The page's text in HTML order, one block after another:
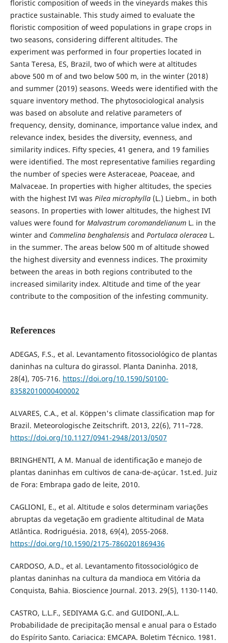
floristic composition of weeds in the vineyards makes this
practice sustainable. This study aimed to evaluate the
floristic composition of weed populations in grape crops in
two seasons, considering different altitudes. The
experiment was performed in four properties located in
Santa Teresa, ES, Brazil, two of which were at altitudes
above 500 m of and two below 500 m, in the winter (2018)
and summer (2019) seasons. Weeds were identified with the
square inventory method. The phytosociological analysis
was based on absolute and relative parameters of
frequency, density, dominance, importance value index, and
relevance index, besides the diversity, evenness, and
similarity indices. Fifty species, 41 genera, and 19 families
were identified. The most representative families regarding
the number of species were Asteraceae, Poaceae, and
Malvaceae. In properties with higher altitudes, the species
with the highest IVI was Pilea microphylla (L.) Liebm., in both
seasons. In properties with lower altitudes, the highest IVI
values were found for Malvastrum coromandelianum L. in the
winter and Commelina benghalensis and Portulaca oleracea L.
in the summer. The areas below 500 m of altitude showed
the highest diversity and evenness indices. The proximity
between the areas in both regions contributed to the
increased similarity index. Altitude and time of the year
contribute to the composition of the infesting community.
References
ADEGAS, F.S., et al. Levantamento fitossociológico de plantas
daninhas na cultura do girassol. Planta Daninha. 2018,
28(4), 705-716. https://doi.org/10.1590/S0100-
83582010000400002
ALVARES, C.A., et al. Köppen's climate classification map for
Brazil. Meteorologische Zeitschrift. 2013, 22(6), 711–728.
https://doi.org/10.1127/0941-2948/2013/0507
BRINGHENTI, A M. Manual de identificação e manejo de
plantas daninhas em cultivos de cana-de-açúcar. 1st.ed. Juiz
de Fora: Embrapa gado de leite, 2010.
CAGLIONI, E., et al. Altitude e solos determinam variações
abruptas da vegetação em gradiente altitudinal de Mata
Atlântica. Rodriguésia. 2018, 69(4), 2055-2068.
https://doi.org/10.1590/2175-7860201869436
CARDOSO, A.D., et al. Levantamento fitossociológico de
plantas daninhas na cultura da mandioca em Vitória da
Conquista, Bahia. Bioscience Journal. 2013. 29(5), 1130-1140.
CASTRO, L.L.F., SEDIYAMA G.C. and GUIDONI,.A.L.
Probabilidade de precipitação mensal e anual para o Estado
do Espírito Santo. Cariacica: EMCAPA. Boletim Técnico. 1981.